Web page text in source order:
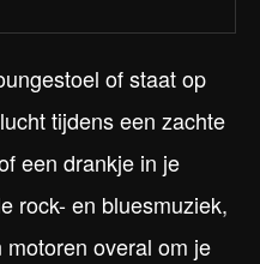
of staat op
tijdens een zachte
een drankje in je
rock- en bluesmuziek,
overal om je